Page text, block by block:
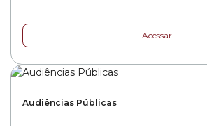
Acessar
Audiências Públicas